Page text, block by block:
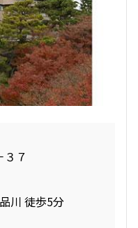
７
川 徒歩5分